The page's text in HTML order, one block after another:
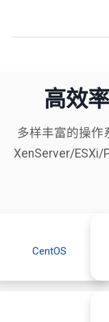
高效
多样丰富的操作
XenServer/ESXi/
CentOS